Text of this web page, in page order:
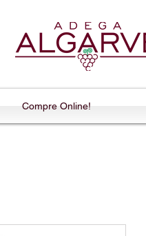
Compre Online!